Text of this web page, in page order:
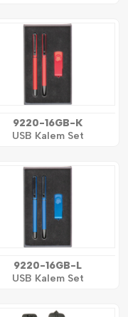
9220-16GB-K
USB Kalem Set
9220-16GB-L
USB Kalem Set